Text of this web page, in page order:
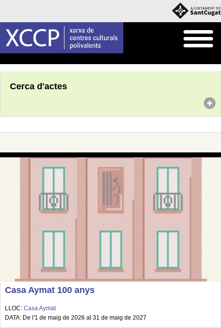
Cerca d'actes
Casa Aymat 100 anys
LLOC: Casa Aymat
DATA: De l'1 de maig de 2026 al 31 de maig de 2027